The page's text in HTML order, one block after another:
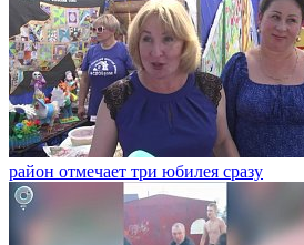
район отмечает три юбилея сразу